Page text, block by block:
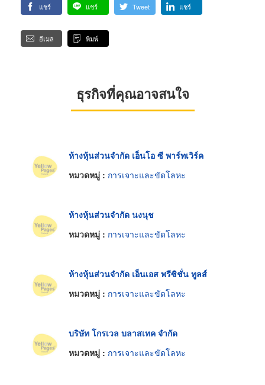
แชร์ แชร์ Tweet แชร์
อีเมล พิมพ์
ธุรกิจที่คุณอาจสนใจ
ห้างหุ้นส่วนจำกัด เอ็นโอ ซี พาร์ทเวิร์ค
หมวดหมู่ : การเจาะและขัดโลหะ
ห้างหุ้นส่วนจำกัด นงนุช
หมวดหมู่ : การเจาะและขัดโลหะ
ห้างหุ้นส่วนจำกัด เอ็นเอส พรีซิชั่น ทูลส์
หมวดหมู่ : การเจาะและขัดโลหะ
บริษัท โกรเวล บลาสเทค จำกัด
หมวดหมู่ : การเจาะและขัดโลหะ